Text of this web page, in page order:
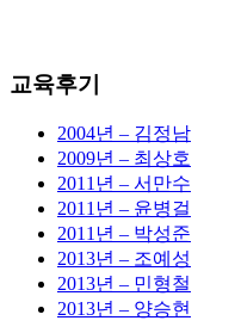
교육후기
2004년 – 김정남
2009년 – 최상호
2011년 – 서만수
2011년 – 윤병걸
2011년 – 박성준
2013년 – 조예성
2013년 – 민형철
2013년 – 양승현